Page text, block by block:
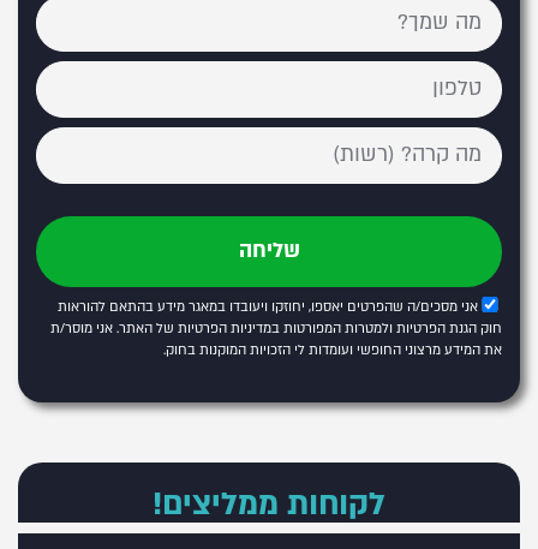
אני מסכים/ה שהפרטים יאספו, יחוזקו ויעובדו במאגר מידע בהתאם להוראות
חוק הגנת הפרטיות ולמטרות המפורטות במדיניות הפרטיות של האתר. אני מוסר/ת
את המידע מרצוני החופשי ועומדות לי הזכויות המוקנות בחוק.
שליחה
לקוחות ממליצים!